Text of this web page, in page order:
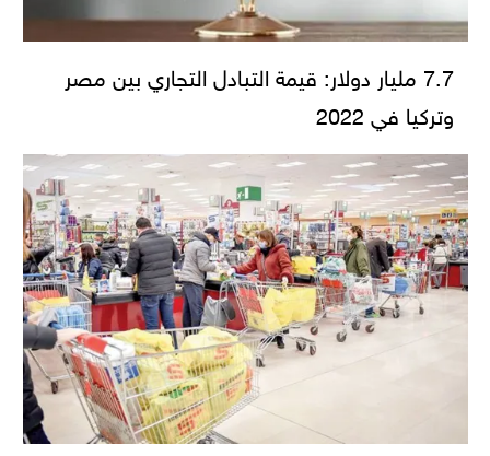
7.7 مليار دولار: قيمة التبادل التجاري بين مصر
وتركيا في 2022